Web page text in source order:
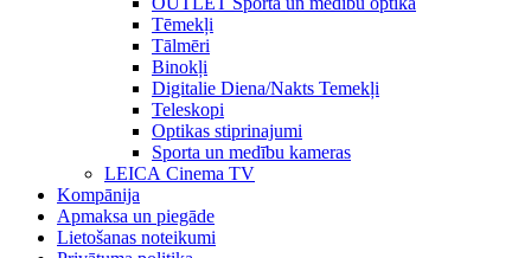
Tēmekļi
Tālmēri
Binokļi
Digitalie Diena/Nakts Temekļi
Teleskopi
Optikas stiprinajumi
Sporta un medību kameras
LEICA Cinema TV
Kompānija
Apmaksa un piegāde
Lietošanas noteikumi